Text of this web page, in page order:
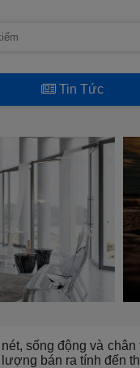
Tin Tức
sống động và
bán ra tính đến